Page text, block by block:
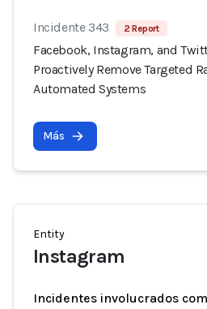
Incidente 343 2 Report
Facebook, Instagram, and
Proactively Remove Targeted
Automated Systems
Más
Entity
Instagram
Incidentes involucrados